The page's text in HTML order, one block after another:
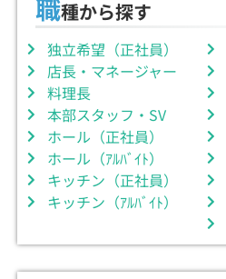
職種から探す
独立希望（正社員）
店長・マネージャー
料理長
本部スタッフ・SV
ホール（正社員）
ホール（ｱﾙﾊﾞｲﾄ）
キッチン（正社員）
キッチン（ｱﾙﾊﾞｲﾄ）